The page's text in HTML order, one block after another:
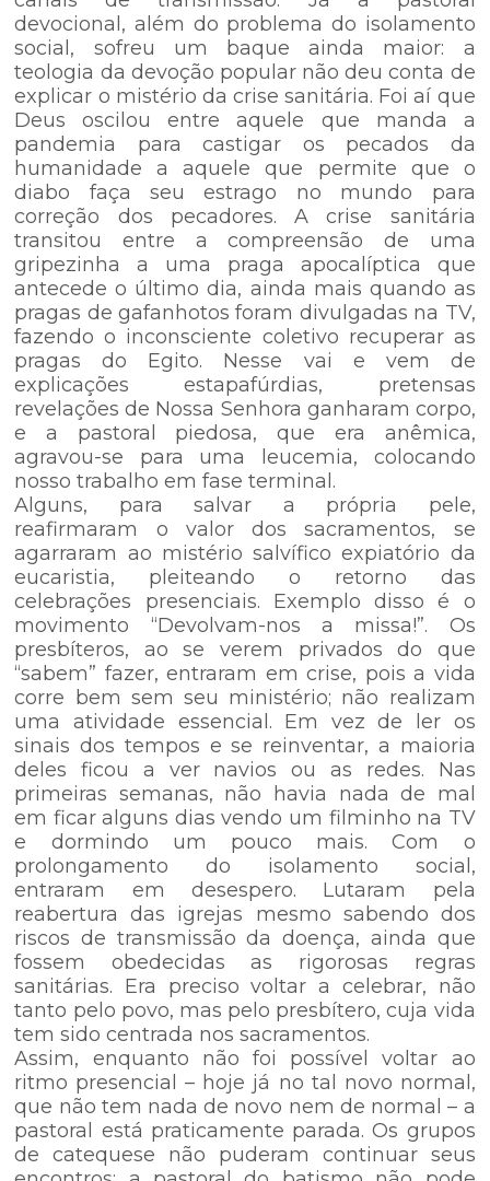
devocional, além do problema do isolamento
social, sofreu um baque ainda maior: a
teologia da devoção popular não deu conta de
explicar o mistério da crise sanitária. Foi aí que
Deus oscilou entre aquele que manda a
pandemia para castigar os pecados da
humanidade a aquele que permite que o
diabo faça seu estrago no mundo para
correção dos pecadores. A crise sanitária
transitou entre a compreensão de uma
gripezinha a uma praga apocalíptica que
antecede o último dia, ainda mais quando as
pragas de gafanhotos foram divulgadas na TV,
fazendo o inconsciente coletivo recuperar as
pragas do Egito. Nesse vai e vem de
explicações estapafúrdias, pretensas
revelações de Nossa Senhora ganharam corpo,
e a pastoral piedosa, que era anêmica,
agravou-se para uma leucemia, colocando
nosso trabalho em fase terminal.
Alguns, para salvar a própria pele,
reafirmaram o valor dos sacramentos, se
agarraram ao mistério salvífico expiatório da
eucaristia, pleiteando o retorno das
celebrações presenciais. Exemplo disso é o
movimento “Devolvam-nos a missa!”. Os
presbíteros, ao se verem privados do que
“sabem” fazer, entraram em crise, pois a vida
corre bem sem seu ministério; não realizam
uma atividade essencial. Em vez de ler os
sinais dos tempos e se reinventar, a maioria
deles ficou a ver navios ou as redes. Nas
primeiras semanas, não havia nada de mal
em ficar alguns dias vendo um filminho na TV
e dormindo um pouco mais. Com o
prolongamento do isolamento social,
entraram em desespero. Lutaram pela
reabertura das igrejas mesmo sabendo dos
riscos de transmissão da doença, ainda que
fossem obedecidas as rigorosas regras
sanitárias. Era preciso voltar a celebrar, não
tanto pelo povo, mas pelo presbítero, cuja vida
tem sido centrada nos sacramentos.
Assim, enquanto não foi possível voltar ao
ritmo presencial – hoje já no tal novo normal,
que não tem nada de novo nem de normal – a
pastoral está praticamente parada. Os grupos
de catequese não puderam continuar seus